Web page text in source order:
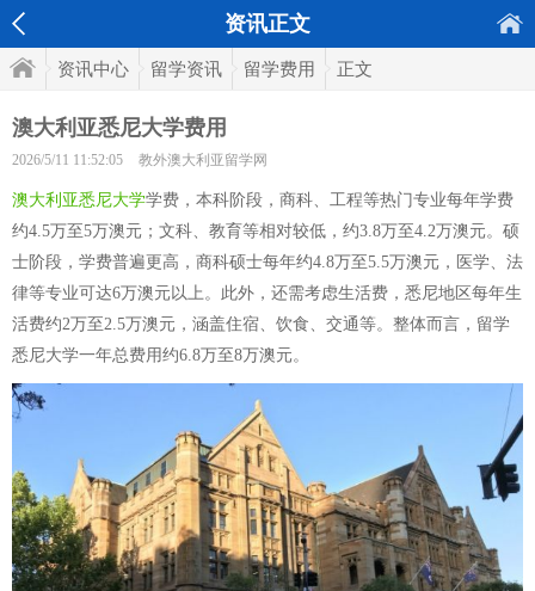
资讯正文
资讯中心 留学资讯 留学费用 正文
澳大利亚悉尼大学费用
2026/5/11 11:52:05 教外澳大利亚留学网
澳大利亚悉尼大学学费，本科阶段，商科、工程等热门专业每年学费
约4.5万至5万澳元；文科、教育等相对较低，约3.8万至4.2万澳元。硕
士阶段，学费普遍更高，商科硕士每年约4.8万至5.5万澳元，医学、法
律等专业可达6万澳元以上。此外，还需考虑生活费，悉尼地区每年生
活费约2万至2.5万澳元，涵盖住宿、饮食、交通等。整体而言，留学
悉尼大学一年总费用约6.8万至8万澳元。